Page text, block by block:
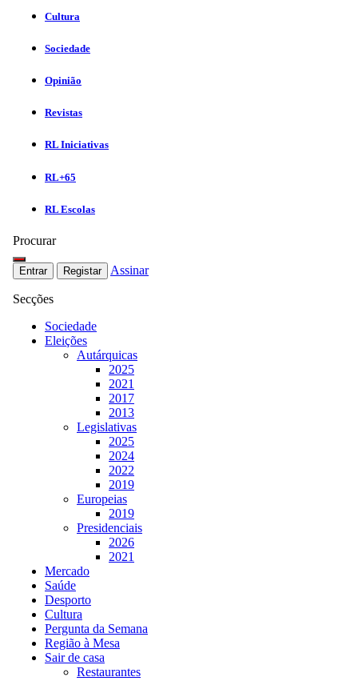
Cultura
Sociedade
Opinião
Revistas
RL Iniciativas
RL+65
RL Escolas
Procurar
Entrar Registar Assinar
Secções
Sociedade
Eleições
Autárquicas
2025
2021
2017
2013
Legislativas
2025
2024
2022
2019
Europeias
2019
Presidenciais
2026
2021
Mercado
Saúde
Desporto
Cultura
Pergunta da Semana
Região à Mesa
Sair de casa
Restaurantes